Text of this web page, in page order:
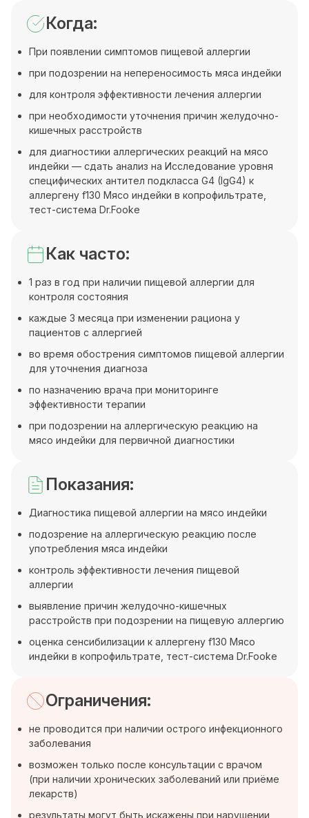
Когда:
При появлении симптомов пищевой аллергии
при подозрении на непереносимость мяса индейки
для контроля эффективности лечения аллергии
при необходимости уточнения причин желудочно-
кишечных расстройств
для диагностики аллергических реакций на мясо
индейки — сдать анализ на Исследование уровня
специфических антител подкласса G4 (IgG4) к
аллергену f130 Мясо индейки в копрофильтрате,
тест-система Dr.Fooke
Как часто:
1 раз в год при наличии пищевой аллергии для
контроля состояния
каждые 3 месяца при изменении рациона у
пациентов с аллергией
во время обострения симптомов пищевой аллергии
для уточнения диагноза
по назначению врача при мониторинге
эффективности терапии
при подозрении на аллергическую реакцию на
мясо индейки для первичной диагностики
Показания:
Диагностика пищевой аллергии на мясо индейки
подозрение на аллергическую реакцию после
употребления мяса индейки
контроль эффективности лечения пищевой
аллергии
выявление причин желудочно-кишечных
расстройств при подозрении на пищевую аллергию
оценка сенсибилизации к аллергену f130 Мясо
индейки в копрофильтрате, тест-система Dr.Fooke
Ограничения:
не проводится при наличии острого инфекционного
заболевания
возможен только после консультации с врачом
(при наличии хронических заболеваний или приёме
лекарств)
результаты могут быть искажены при нарушении